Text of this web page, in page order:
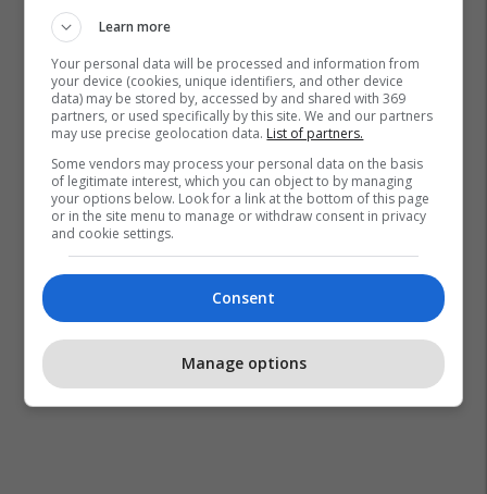
Shqiperia Zhdukje
Learn more
Your personal data will be processed and information from
your device (cookies, unique identifiers, and other device
data) may be stored by, accessed by and shared with 369
partners, or used specifically by this site. We and our partners
may use precise geolocation data. List of partners.
Some vendors may process your personal data on the basis
of legitimate interest, which you can object to by managing
your options below. Look for a link at the bottom of this page
or in the site menu to manage or withdraw consent in privacy
and cookie settings.
Consent
Manage options